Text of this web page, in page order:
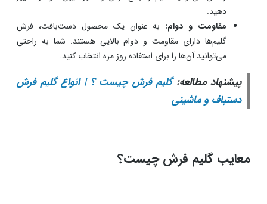
متریال بافت گلیم:
کیفیتی مثل پشم یا ابریشم بافته می‌شوند. همین موضوع دوام
بالا، کیفیت مطلوب و عایق گرمایی خوبی را ایجاد می‌کند.
تنوع طرح و نقش: گلیم فرش‌ها تنوع طرح و نقش بالایی
نقش‌ها، مطابق سلیقه شخصی انتخاب کنید.
حمل و نقل آسان:
مقاومت و دوام: به عنوان یک محصول دست‌بافت، فرش
گلیم‌ها دارای مقاومت و دوام بالایی هستند. شما به راحتی